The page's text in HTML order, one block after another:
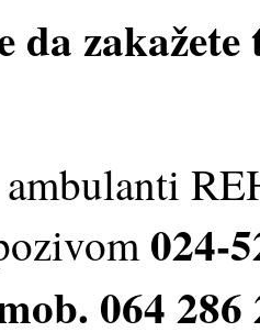
da
024-
064 286